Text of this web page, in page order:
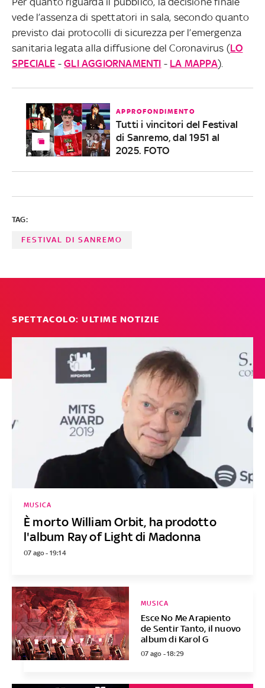
vede l’assenza di spettatori in sala, secondo quanto
previsto dai protocolli di sicurezza per l’emergenza
sanitaria legata alla diffusione del Coronavirus (LO
SPECIALE -GLI AGGIORNAMENTI - LA MAPPA).
APPROFONDIMENTO
Tutti i vincitori del Festival
di Sanremo, dal 1951 al
2025. FOTO
TAG:
FESTIVAL DI SANREMO
SPETTACOLO: ULTIME NOTIZIE
È morto William Orbit, ha prodotto
l'album Ray of Light di Madonna
MUSICA
07 ago - 19:14
Esce No Me Arapiento
de Sentir Tanto, il nuovo
album di Karol G
MUSICA
07 ago - 18:29